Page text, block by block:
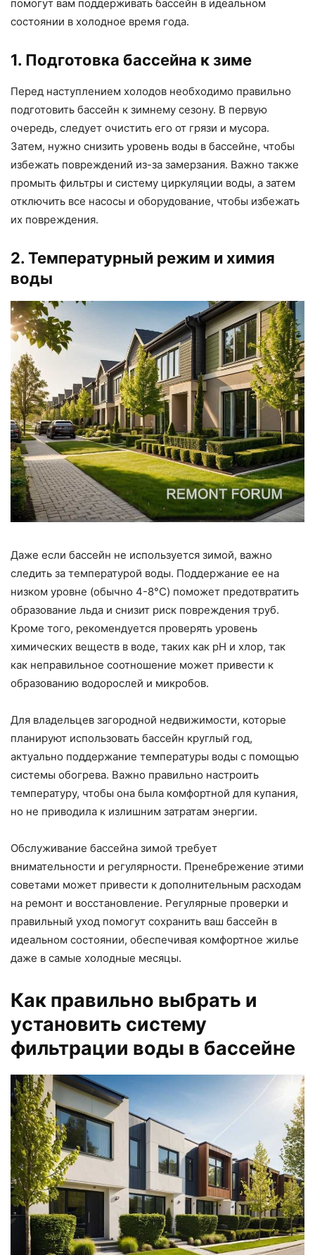
помогут вам поддерживать бассейн в идеальном
состоянии в холодное время года.
1. Подготовка бассейна к зиме
Перед наступлением холодов необходимо правильно
подготовить бассейн к зимнему сезону. В первую
очередь, следует очистить его от грязи и мусора.
Затем, нужно снизить уровень воды в бассейне, чтобы
избежать повреждений из-за замерзания. Важно также
промыть фильтры и систему циркуляции воды, а затем
отключить все насосы и оборудование, чтобы избежать
их повреждения.
2. Температурный режим и химия
воды
Даже если бассейн не используется зимой, важно
следить за температурой воды. Поддержание ее на
низком уровне (обычно 4-8°C) поможет предотвратить
образование льда и снизит риск повреждения труб.
Кроме того, рекомендуется проверять уровень
химических веществ в воде, таких как pH и хлор, так
как неправильное соотношение может привести к
образованию водорослей и микробов.
Для владельцев загородной недвижимости, которые
планируют использовать бассейн круглый год,
актуально поддержание температуры воды с помощью
системы обогрева. Важно правильно настроить
температуру, чтобы она была комфортной для купания,
но не приводила к излишним затратам энергии.
Обслуживание бассейна зимой требует
внимательности и регулярности. Пренебрежение этими
советами может привести к дополнительным расходам
на ремонт и восстановление. Регулярные проверки и
правильный уход помогут сохранить ваш бассейн в
идеальном состоянии, обеспечивая комфортное жилье
даже в самые холодные месяцы.
Как правильно выбрать и
установить систему
фильтрации воды в бассейне